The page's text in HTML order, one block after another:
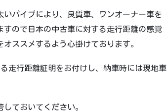
パイプにより、良質車、ワンオーナー車を
すので日本の中古車に対する走行距離の感覚
ススメするよう心掛けております。
る走行距離証明をお付けし、納車時には現地車
ておいてください。